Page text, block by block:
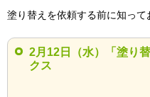
塗り替えを依頼する前に知って
2月12日（水）「塗り
クス